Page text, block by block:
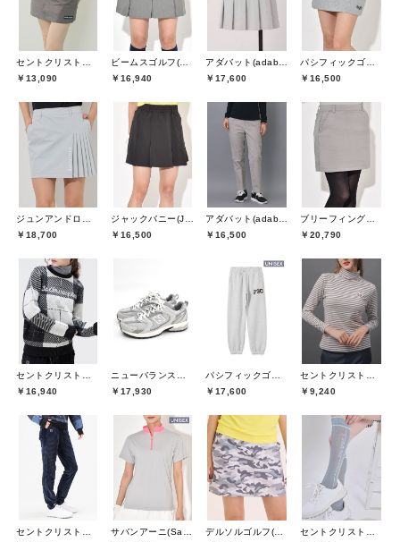
セントクリストファーゴルフ(St.ChristopherGolf)
￥13,090
ビームスゴルフ(BEAMS GOLF)
￥16,940
アダバット(adabat)
￥17,600
パシフィックゴルフクラブ(Pacific GOLF CLUB)
￥16,500
ジュンアンドロペ(JUN&ROPE)
￥18,700
ジャックバニー(Jack Bunny)
￥16,500
アダバット(adabat)
￥16,500
ブリーフィングゴルフ(BRIEFING GOLF)
￥20,790
セントクリストファーゴルフ(St.ChristopherGolf)
￥16,940
ニューバランスゴルフ(New Balance Golf)
￥17,930
パシフィックゴルフクラブ(Pacific GOLF CLUB)
￥17,600
セントクリストファーゴルフ(St.ChristopherGolf)
￥9,240
セントクリストファーゴルフ(St.ChristopherGolf)
サバンアーニ(SaVaNNI aaNI)
デルソルゴルフ(DELSOL GOLF)
セントクリストファーゴルフ(St.ChristopherGolf)